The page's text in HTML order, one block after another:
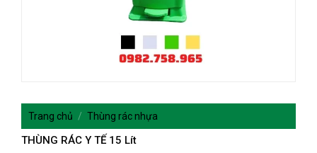
Trang chủ / Thùng rác nhựa
THÙNG RÁC Y TẾ 15 Lít